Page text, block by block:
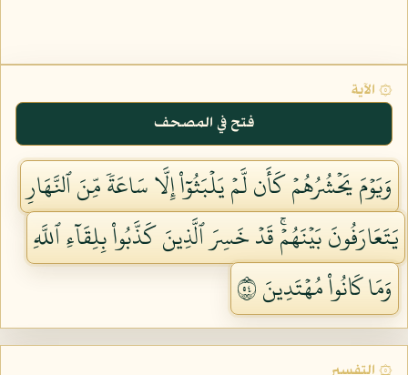
۞ الآية
فتح في المصحف
وَيَوۡمَ يَحۡشُرُهُمۡ كَأَن لَّمۡ يَلۡبَثُوٓاْ إِلَّا سَاعَةٗ مِّنَ ٱلنَّهَارِ
يَتَعَارَفُونَ بَيۡنَهُمۡۚ قَدۡ خَسِرَ ٱلَّذِينَ كَذَّبُواْ بِلِقَآءِ ٱللَّهِ
وَمَا كَانُواْ مُهۡتَدِينَ ٤٥